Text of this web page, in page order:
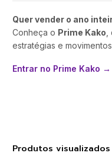
Quer vender o ano
Conheça o Prime Kako
estratégias e
Entrar no Prime Kako →
Produtos